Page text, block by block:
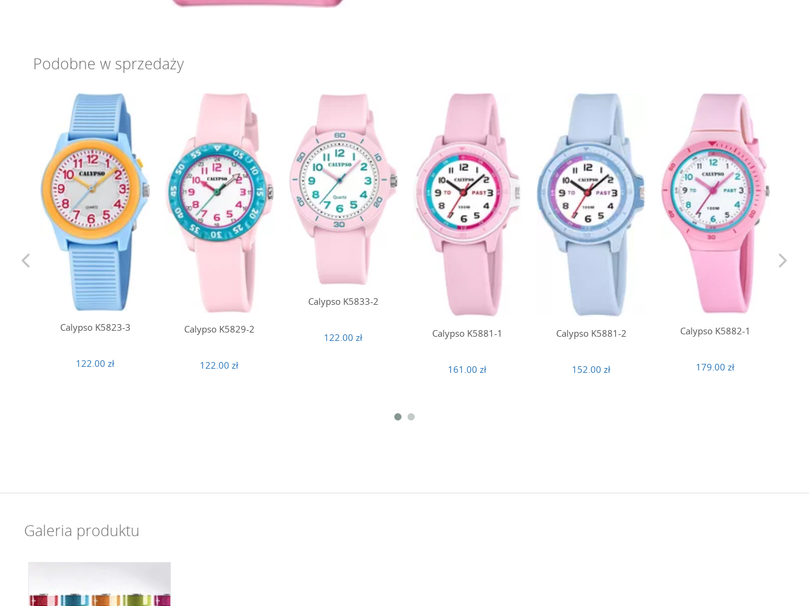
Podobne w sprzedaży
Calypso K5823-3
122.00 zł
Calypso K5829-2
122.00 zł
Calypso K5833-2
122.00 zł Calypso K5881-1
161.00 zł
Calypso K5881-2
152.00 zł
Calypso K5882-1
179.00 zł
Galeria produktu